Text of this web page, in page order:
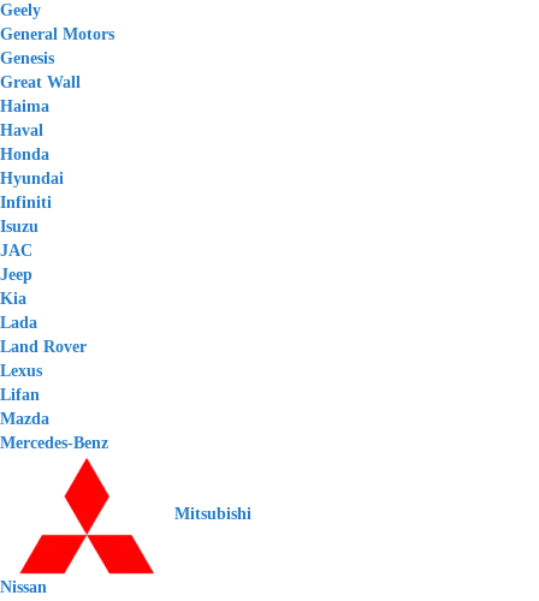
Geely
General Motors
Genesis
Great Wall
Haima
Haval
Honda
Hyundai
Infiniti
Isuzu
JAC
Jeep
Kia
Lada
Land Rover
Lexus
Lifan
Mazda
Mercedes-Benz
Mitsubishi
Nissan